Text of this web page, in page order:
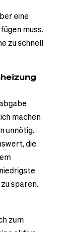
eine
muss.
zu schnell
machen
unnötig.
die
sparen.
zum